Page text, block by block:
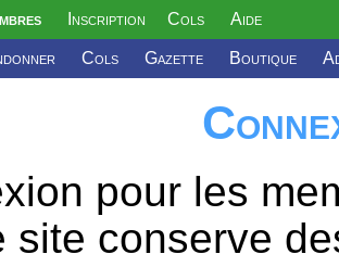
Inscription Cols Aide
Cols Gazette Boutique
pour les
site conserve